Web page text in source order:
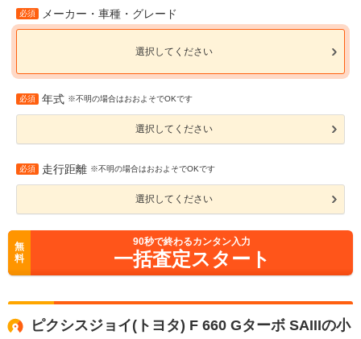
必須 メーカー・車種・グレード
選択してください
必須 年式 ※不明の場合はおおよそでOKです
選択してください
必須 走行距離 ※不明の場合はおおよそでOKです
選択してください
無
料
90秒で終わるカンタン入力
一括査定スタート
ピクシスジョイ(トヨタ) F 660 Gターボ SAIIIの小